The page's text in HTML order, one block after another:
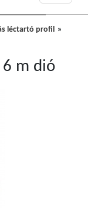
léctartó profil
m dió